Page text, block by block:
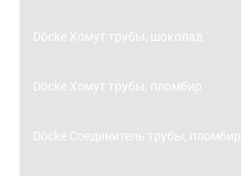
Döcke Хомут трубы, шоколад
Döcke Хомут трубы, пломбир
Döcke Соединитель трубы, пломбир